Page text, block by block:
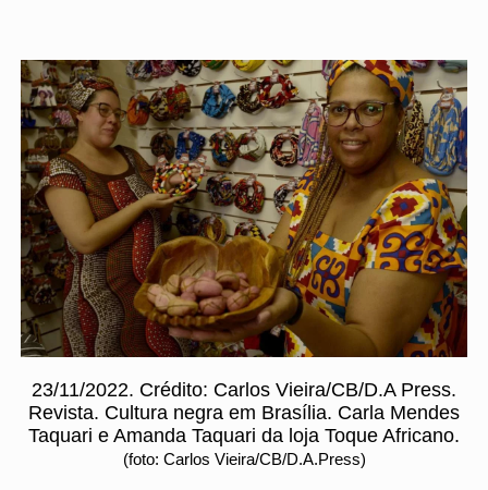
23/11/2022. Crédito: Carlos Vieira/CB/D.A Press.
Revista. Cultura negra em Brasília. Carla Mendes
Taquari e Amanda Taquari da loja Toque Africano.
(foto: Carlos Vieira/CB/D.A.Press)